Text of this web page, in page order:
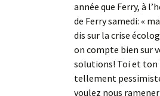
année que Ferry, à
de Ferry samedi: «
dis sur la crise
on compte bien sur
solutions! Toi et ton
tellement
voulez nous